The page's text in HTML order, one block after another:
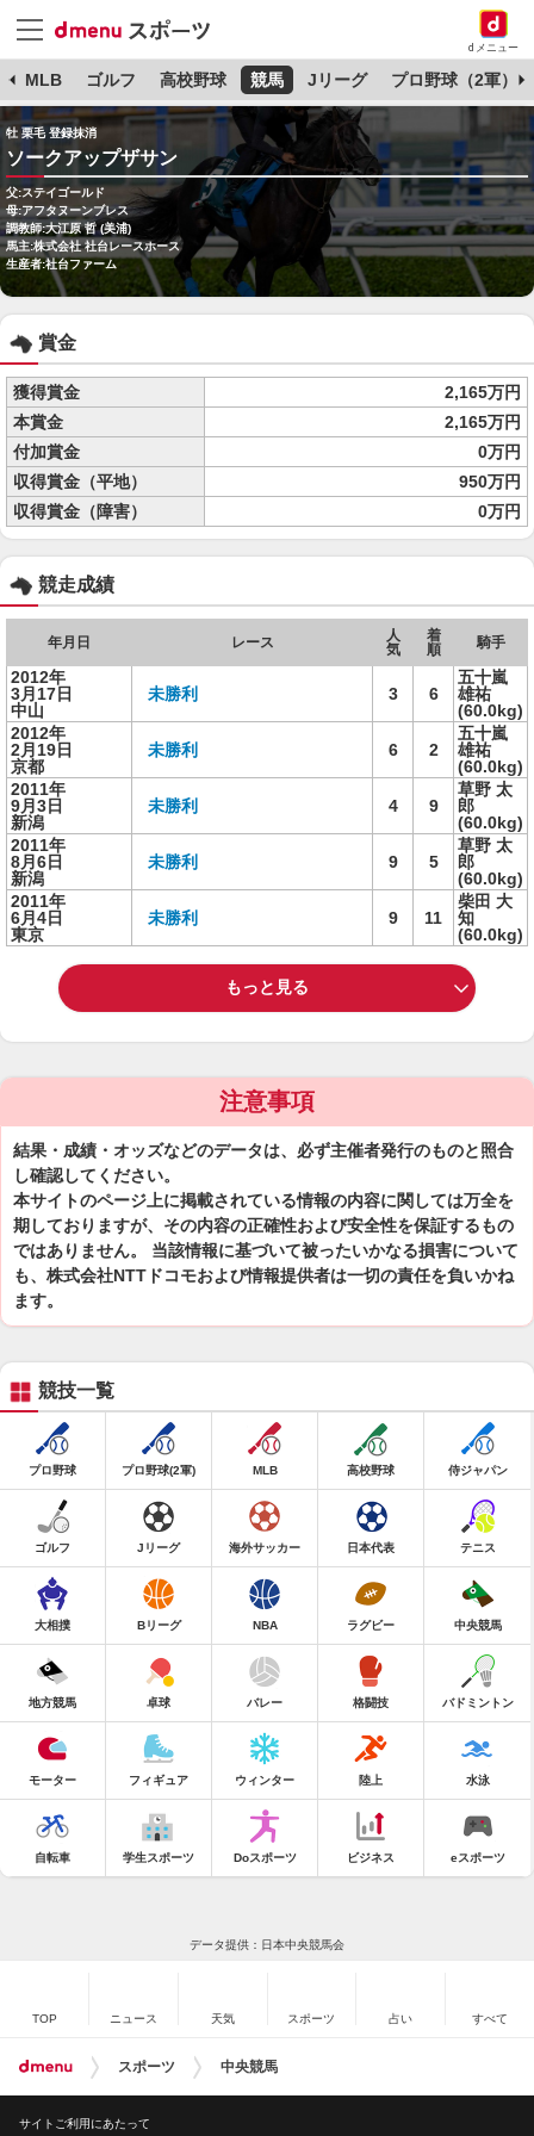
dメニュー
MLB ゴルフ 高校野球 競馬 Jリーグ プロ野球（2軍）
牡 栗毛 登録抹消
ソークアップザサン
父:ステイゴールド
母:アフタヌーンブレス
調教師:大江原 哲 (美浦)
馬主:株式会社 社台レースホース
生産者:社台ファーム
賞金
獲得賞金
2,165万円
本賞金
2,165万円
付加賞金
0万円
収得賞金（平地）
950万円
収得賞金（障害）
0万円
競走成績
年月日 レース
人
気
着
順
騎手
2012年
3月17日
中山
未勝利 3 6
五十嵐
雄祐
(60.0kg)
2012年
2月19日
京都
未勝利 6 2
五十嵐
雄祐
(60.0kg)
2011年
9月3日
新潟
未勝利 4 9
草野 太
郎
(60.0kg)
2011年
8月6日
新潟
未勝利 9 5
草野 太
郎
(60.0kg)
2011年
6月4日
東京
未勝利 9 11
柴田 大
知
(60.0kg)
もっと見る
注意事項
結果・成績・オッズなどのデータは、必ず主催者発行のものと照合
し確認してください。
本サイトのページ上に掲載されている情報の内容に関しては万全を
期しておりますが、その内容の正確性および安全性を保証するもの
ではありません。 当該情報に基づいて被ったいかなる損害について
も、株式会社NTTドコモおよび情報提供者は一切の責任を負いかね
ます。
競技一覧
プロ野球 プロ野球(2軍) MLB 高校野球 侍ジャパン
ゴルフ Jリーグ 海外サッカー 日本代表 テニス
大相撲 Bリーグ NBA ラグビー 中央競馬
地方競馬 卓球 バレー 格闘技 バドミントン
モーター フィギュア ウィンター 陸上 水泳
自転車 学生スポーツ Doスポーツ ビジネス eスポーツ
データ提供：日本中央競馬会
TOP ニュース 天気 スポーツ 占い すべて
スポーツ 中央競馬
サイトご利用にあたって